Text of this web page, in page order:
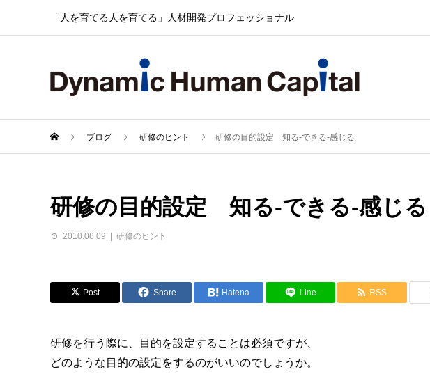
「人を育てる人を育てる」人材開発プロフェッショナル
ブログ 研修のヒント 研修の目的設定 知る-できる-感じる
研修の目的設定 知る-できる-感じる
2010.06.09 研修のヒント
Post Share Hatena Line RSS
研修を行う際に、目的を設定することは必須ですが、
どのような目的の設定をするのがいいのでしょうか。